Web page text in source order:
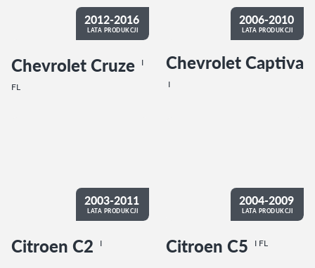
2012-2016
LATA PRODUKCJI
Chevrolet Cruze I
FL
2006-2010
LATA PRODUKCJI
Chevrolet Captiva
I
2003-2011
LATA PRODUKCJI
Citroen C2 I
2004-2009
LATA PRODUKCJI
Citroen C5 I FL